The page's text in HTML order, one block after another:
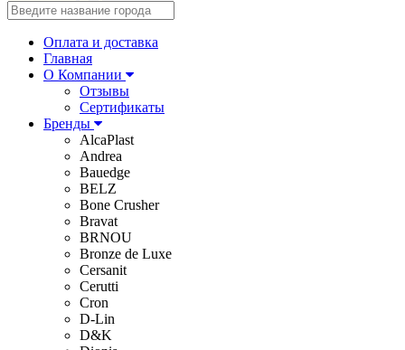
Оплата и доставка
Главная
О Компании
Отзывы
Сертификаты
Бренды
AlcaPlast
Andrea
Bauedge
BELZ
Bone Crusher
Bravat
BRNOU
Bronze de Luxe
Cersanit
Cerutti
Cron
D-Lin
D&K